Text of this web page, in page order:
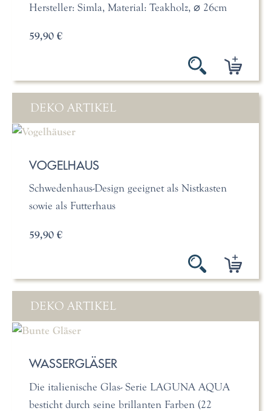
Hersteller: Simla, Material: Teakholz, ⌀ 26cm
59,90 €
DEKO ARTIKEL
VOGELHAUS
Schwedenhaus-Design geeignet als Nistkasten
sowie als Futterhaus
59,90 €
DEKO ARTIKEL
WASSERGLÄSER
Die italienische Glas- Serie LAGUNA AQUA
besticht durch seine brillanten Farben (22